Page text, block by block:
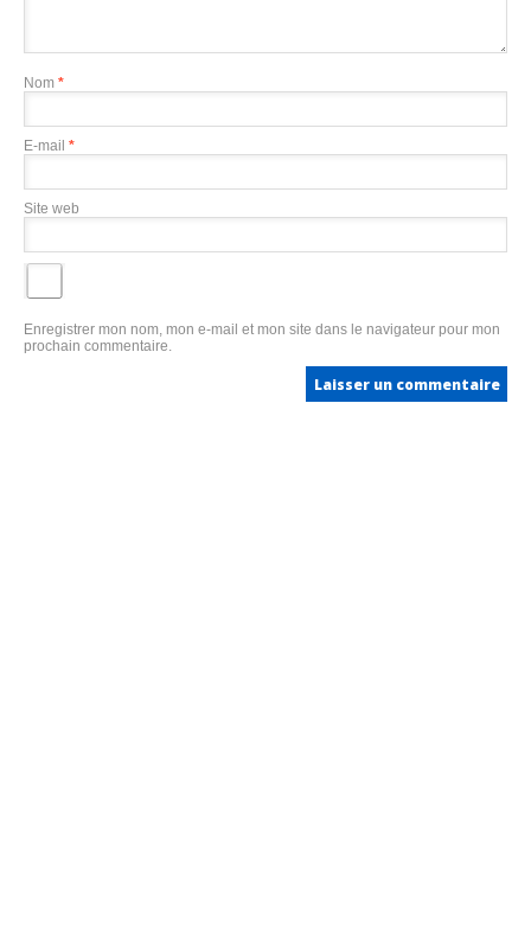
Nom *
E-mail *
Site web
Enregistrer mon nom, mon e-mail et mon site dans le navigateur pour mon
prochain commentaire.